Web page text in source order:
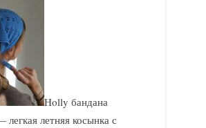
Holly бандана
летняя косынка с